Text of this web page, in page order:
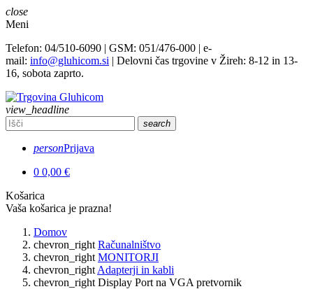
close
Meni
Telefon: 04/510-6090 | GSM: 051/476-000 | e-
mail: info@gluhicom.si | Delovni čas trgovine v Žireh: 8-12 in 13-
16, sobota zaprto.
view_headline
search
personPrijava
0 0,00 €
Košarica
Vaša košarica je prazna!
Domov
chevron_right Računalništvo
chevron_right MONITORJI
chevron_right Adapterji in kabli
chevron_right Display Port na VGA pretvornik